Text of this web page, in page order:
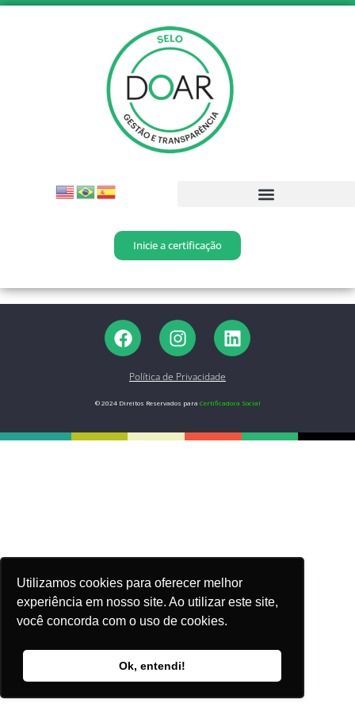
Utilizamos cookies para oferecer melhor
experiência em nosso site. Ao utilizar este site,
você concorda com o uso de cookies.
Ok, entendi!
Inicie a certificação
Política de Privacidade
© 2024 Direitos Reservados para Certificadora Social